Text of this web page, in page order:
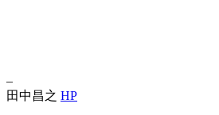
–
田中昌之 HP